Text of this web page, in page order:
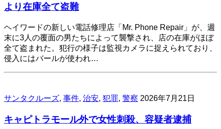
より在庫全て盗難
ヘイワードの新しい電話修理店「Mr. Phone Repair」が、週
末に3人の覆面の男たちによって襲撃され、店の在庫がほぼ
全て盗まれた。犯行の様子は監視カメラに捉えられており、
侵入にはバールが使われ…
サンタクルーズ, 事件, 治安, 犯罪, 警察 2026年7月21日
キャピトラモール外で女性刺殺、容疑者逮捕